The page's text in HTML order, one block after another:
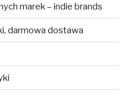
marek – indie brands
darmowa dostawa